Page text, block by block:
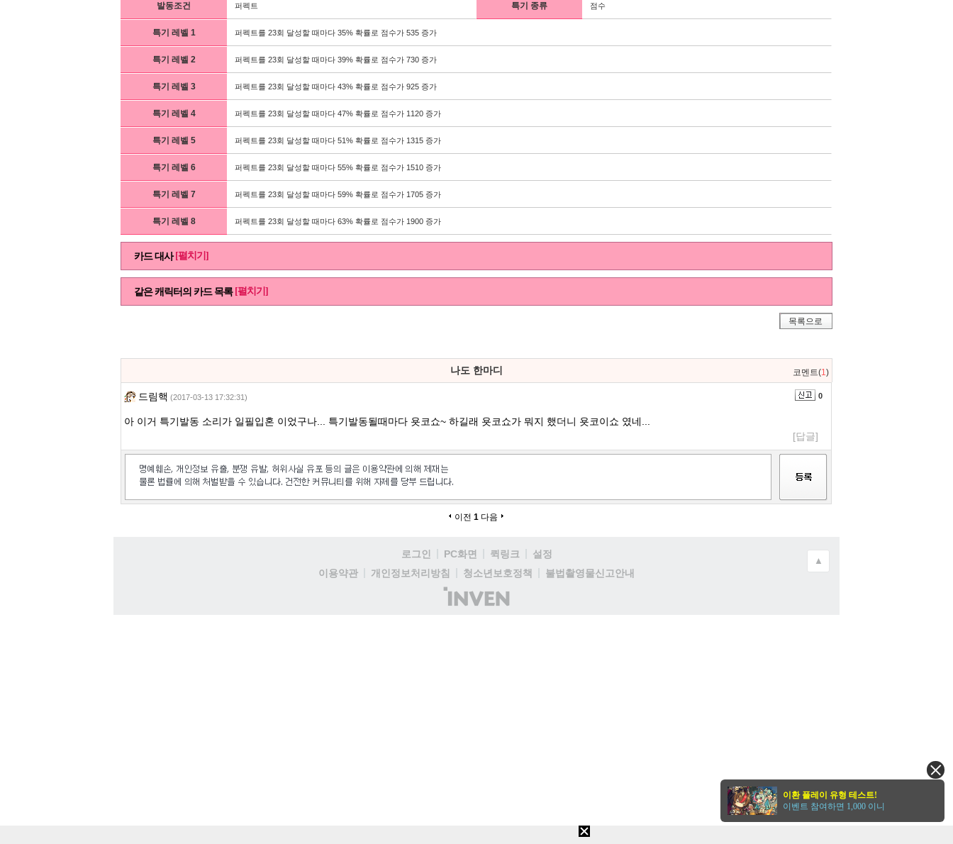
발동조건 퍼펙트 특기 종류 점수
특기 레벨 1 퍼펙트를 23회 달성할 때마다 35% 확률로 점수가 535 증가
특기 레벨 2 퍼펙트를 23회 달성할 때마다 39% 확률로 점수가 730 증가
특기 레벨 3 퍼펙트를 23회 달성할 때마다 43% 확률로 점수가 925 증가
특기 레벨 4 퍼펙트를 23회 달성할 때마다 47% 확률로 점수가 1120 증가
특기 레벨 5 퍼펙트를 23회 달성할 때마다 51% 확률로 점수가 1315 증가
특기 레벨 6 퍼펙트를 23회 달성할 때마다 55% 확률로 점수가 1510 증가
특기 레벨 7 퍼펙트를 23회 달성할 때마다 59% 확률로 점수가 1705 증가
특기 레벨 8 퍼펙트를 23회 달성할 때마다 63% 확률로 점수가 1900 증가
카드 대사 [펼치기]
같은 캐릭터의 카드 목록 [펼치기]
목록으로
나도 한마디 코멘트(1)
드림핵 (2017-03-13 17:32:31) 0
아 이거 특기발동 소리가 일필입혼 이었구나... 특기발동될때마다 욧코쇼~ 하길래 욧코쇼가 뭐지 했더니 욧코이쇼 였네...
[답글]
이전 1 다음
로그인 PC화면 퀵링크
설정
이용약관
개인정보처리방침 청소년보호정책
불법촬영물신고안내
(주)
인
▲
이환 플레이 유형 테스트!
이벤트 참여하면 1,000 이니